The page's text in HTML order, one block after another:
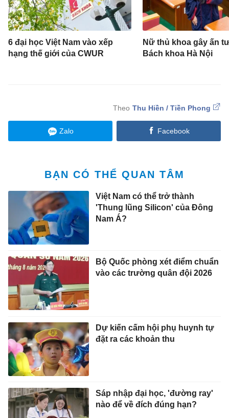
6 đại học Việt Nam vào xếp
hạng thế giới của CWUR
Nữ thủ khoa gây ấn
Bách khoa Hà Nội
Thu Hiền / Tiền Phong
Zalo Facebook
BẠN CÓ THỂ QUAN TÂM
Việt Nam có thể trở thành
'Thung lũng Silicon' của Đông
Nam Á?
Bộ Quốc phòng xét điểm chuẩn
vào các trường quân đội 2026
Dự kiến cấm hội phụ huynh tự
đặt ra các khoản thu
Sáp nhập đại học, 'đường ray'
nào để về đích đúng hạn?